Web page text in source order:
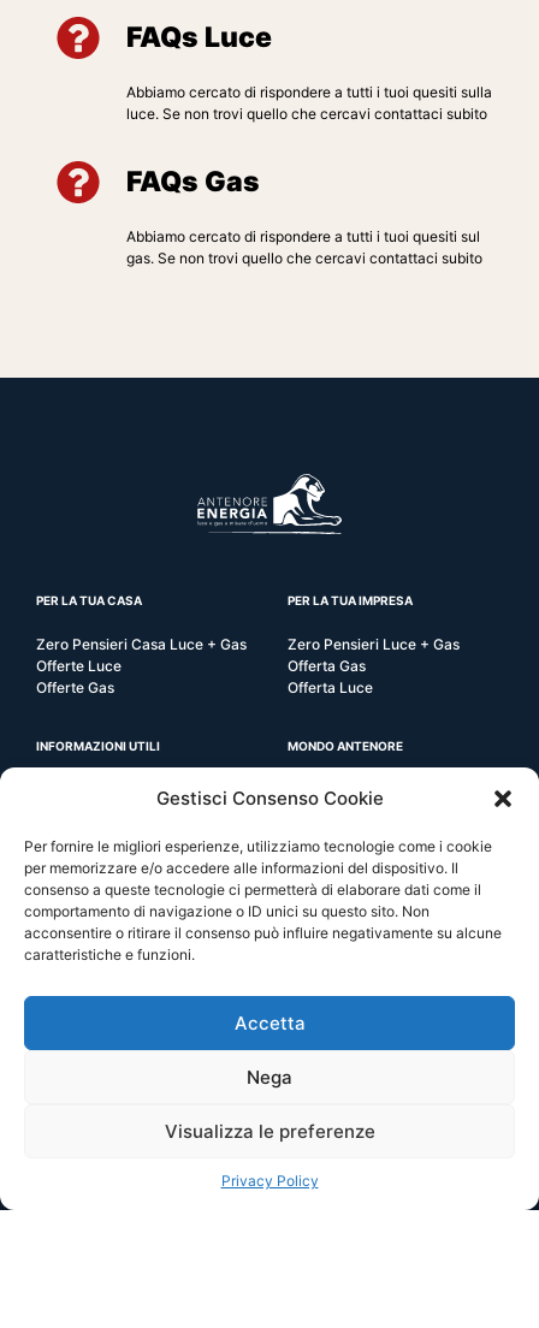
Gestisci Consenso Cookie
Per fornire le migliori esperienze, utilizziamo tecnologie come i cookie
per memorizzare e/o accedere alle informazioni del dispositivo. Il
consenso a queste tecnologie ci permetterà di elaborare dati come il
comportamento di navigazione o ID unici su questo sito. Non
acconsentire o ritirare il consenso può influire negativamente su alcune
caratteristiche e funzioni.
Accetta
Nega
Visualizza le preferenze
Privacy Policy
FAQs Luce
Abbiamo cercato di rispondere a tutti i tuoi quesiti sulla
luce. Se non trovi quello che cercavi contattaci subito
FAQs Gas
Abbiamo cercato di rispondere a tutti i tuoi quesiti sul
gas. Se non trovi quello che cercavi contattaci subito
PER LA TUA CASA
Zero Pensieri Casa Luce + Gas
Offerte Luce
Offerte Gas
PER LA TUA IMPRESA
Zero Pensieri Luce + Gas
Offerta Gas
Offerta Luce
INFORMAZIONI UTILI
Trasparenza
Bonus sociale
MONDO ANTENORE
Sponsor Plus
La nostra storia
HAI BISOGNO DI AIUTO?
+39 049 630466
lun - ven 09.00-13.00 / 14.00-18.30